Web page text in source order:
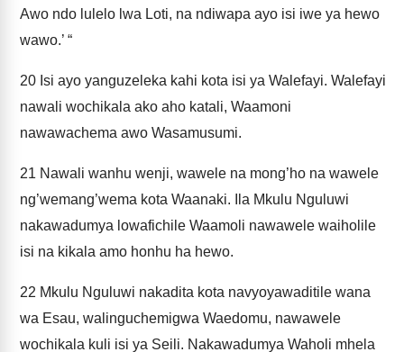
Awo ndo lulelo lwa Loti, na ndiwapa ayo isi iwe ya hewo
wawo.’ “
20 Isi ayo yanguzeleka kahi kota isi ya Walefayi. Walefayi
nawali wochikala ako aho katali, Waamoni
nawawachema awo Wasamusumi.
21 Nawali wanhu wenji, wawele na mong’ho na wawele
ng’wemang’wema kota Waanaki. Ila Mkulu Nguluwi
nakawadumya lowafichile Waamoli nawawele waiholile
isi na kikala amo honhu ha hewo.
22 Mkulu Nguluwi nakadita kota navyoyawaditile wana
wa Esau, walinguchemigwa Waedomu, nawawele
wochikala kuli isi ya Seili. Nakawadumya Waholi mhela